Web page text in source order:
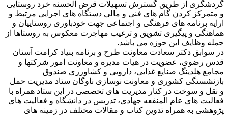
گردشگری از طریق گسترش تسهیلات قرض الحسنه خرد روستایی
و متمرکز کردن گام های فنی و مالی دستگاه های اجرایی مرتبط و
ارایه برنامه های فرهنگی و اجتماعی جهت خودباوری روستاییان و
هماهنگی و پیگیری تشویق و ترغیب مهاجرت معکوس به روستاها از
جمله وظایف این حوزه می باشد.
در سوابق دکتر سعادت معاونت طرح و برنامه بنیاد کرامت آستان
قدس رضوی، عضویت در هیات مدیره و معاونت امور شرکتها و
مجامع هلدینگ صنایع غذایی، دارویی و کشاورزی صندوق
بازنشستگی کشوری و معاونت نوسازی ناوگان ستاد مدیریت حمل
و نقل و سوخت در کنار مدیریت های تخصصی در این ستاد همراه با
فعالیت های عام المنفعه جهادی، تدریس در دانشگاه و فعالیت های
پژوهشی به همراه تدوین کتاب و مقالات مختلف در زمینه های